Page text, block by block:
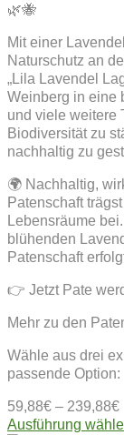
🌿🐝
Mit einer
Naturschutz an
„Lila Lavendel
Weinberg in eine
und viele weitere
Biodiversität zu
nachhaltig zu
🌍 Nachhaltig,
Patenschaft
Lebensräume
blühenden
Patenschaft
👉 Jetzt Pate
Mehr zu den
Wähle aus drei
passende Option:
59,88€ – 239,88€
Ausführung